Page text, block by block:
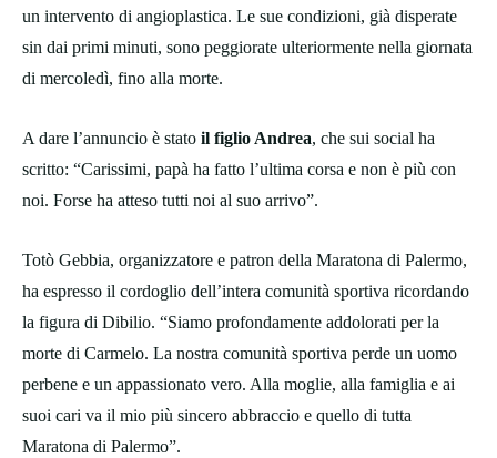
un intervento di angioplastica. Le sue condizioni, già disperate
sin dai primi minuti, sono peggiorate ulteriormente nella giornata
di mercoledì, fino alla morte.
A dare l’annuncio è stato il figlio Andrea, che sui social ha
scritto: “Carissimi, papà ha fatto l’ultima corsa e non è più con
noi. Forse ha atteso tutti noi al suo arrivo”.
Totò Gebbia, organizzatore e patron della Maratona di Palermo,
ha espresso il cordoglio dell’intera comunità sportiva ricordando
la figura di Dibilio. “Siamo profondamente addolorati per la
morte di Carmelo. La nostra comunità sportiva perde un uomo
perbene e un appassionato vero. Alla moglie, alla famiglia e ai
suoi cari va il mio più sincero abbraccio e quello di tutta
Maratona di Palermo”.